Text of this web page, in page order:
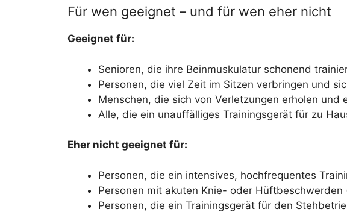
Für wen geeignet – und für wen eher nicht
Geeignet für:
Senioren, die ihre Beinmuskulatur schonend
Personen, die viel Zeit im Sitzen verbringen und
Menschen, die sich von Verletzungen erholen und
Alle, die ein unauffälliges Trainingsgerät für zu
Eher nicht geeignet für:
Personen, die ein intensives, hochfrequentes
Personen mit akuten Knie- oder Hüftbeschwerden
Personen, die ein Trainingsgerät für den